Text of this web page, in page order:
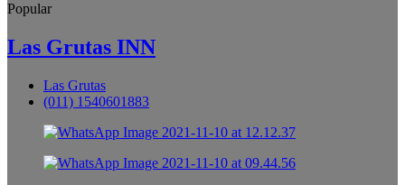
Popular
Las Grutas INN
Las Grutas
(011) 1540601883